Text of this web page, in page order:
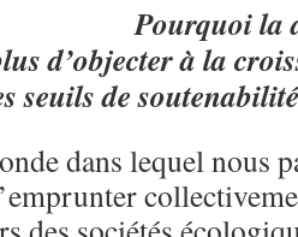
Pourquoila
d’objecter à la
seuils de
dans lequel nous